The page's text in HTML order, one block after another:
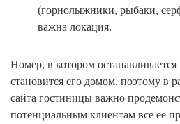
(горнолыжники, рыбаки,
важна локация.
Номер, в котором останавливается
становится его домом, поэтому в
сайта гостиницы важно
потенциальным клиентам все ее